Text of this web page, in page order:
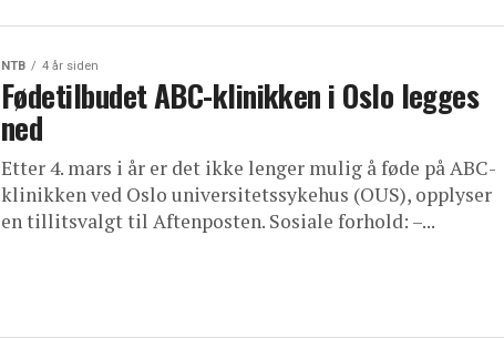
NTB 4 år siden
Fødetilbudet ABC-klinikken i Oslo legges
ned
Etter 4. mars i år er det ikke lenger mulig å føde på ABC-
klinikken ved Oslo universitetssykehus (OUS), opplyser
en tillitsvalgt til Aftenposten. Sosiale forhold: –...